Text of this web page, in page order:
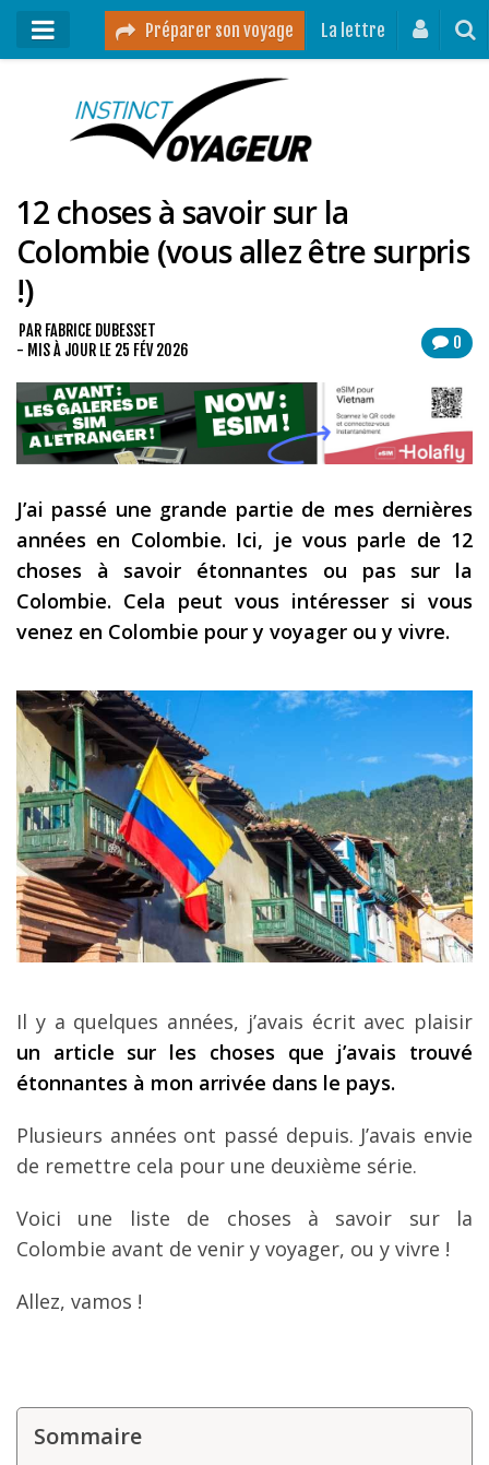
Préparer son voyage La lettre
Mon podcast
Destinations
Mes ressources pour voyager
Guides voyages
A propos
Mon journal de bord sur Instagram
Les derniers articles
Podcast
Préparer son voyage
Destinations
LA LETTRE
Outils pour voyageur
Sites utiles
Réserver un vol !
Le logement en voyage
Assurance voyage !
LA carte bancaire
voyage !
Mes guides voyage
L’auteur
12 choses à savoir sur la
Colombie (vous allez être surpris
!)
0
PAR FABRICE DUBESSET
- MIS À JOUR LE 25 FÉV 2026
J’ai passé une grande partie de mes dernières
années en Colombie. Ici, je vous parle de 12
choses à savoir étonnantes ou pas sur la
Colombie. Cela peut vous intéresser si vous
venez en Colombie pour y voyager ou y vivre.
Il y a quelques années, j’avais écrit avec plaisir
un article sur les choses que j’avais trouvé
étonnantes à mon arrivée dans le pays.
Plusieurs années ont passé depuis. J’avais envie
de remettre cela pour une deuxième série.
Voici une liste de choses à savoir sur la
Colombie avant de venir y voyager, ou y vivre !
Allez, vamos !
Sommaire